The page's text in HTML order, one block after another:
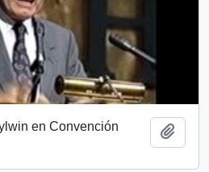
en Convención